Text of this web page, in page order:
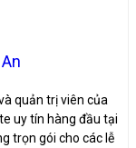
quản trị viên của
uy tín hàng đầu tại
trọn gói cho các lễ